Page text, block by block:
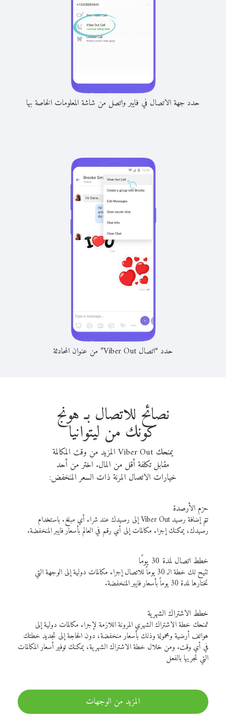
حدد جهة الاتصال في فايبر واتصل من شاشة المعلومات الخاصة بها
حدد “اتصال Viber Out” من عنوان المحادثة
نصائح للاتصال بـ هونج
كونك من ليتوانيا
يمنحك Viber Out المزيد من وقت المكالمة
مقابل تكلفة أقل من المال. اختر من أحد
خيارات الاتصال المرنة ذات السعر المنخفض:
حزم الأرصدة
تتم إضافة رصيد Viber Out إلى رصيدك عند شراء أي مبلغ. باستخدام
رصيدك، يمكنك إجراء مكالمات إلى أي رقم في العالم بأسعار فايبر المنخفضة.
خطط اتصال لمدة 30 يومًا
تتيح لك خطة الـ 30 يوماً للاتصال إجراء مكالمات دولية إلى الوجهة التي
تختارها لمدة 30 يوماً بأسعار فايبر المنخفضة.
خطط الاشتراك الشهرية
تمنحك خطة الاشتراك الشهري المرونة اللازمة لإجراء مكالمات دولية إلى
هواتف أرضية ومحمولة وذلك بأسعار منخفضة، دون الحاجة إلى تجديد خطتك
في أي وقت. ومن خلال خطة الاشتراك الشهرية، يمكنك توفير أسعار المكالمات
التي تجريها بالفعل
المزيد من الوجهات